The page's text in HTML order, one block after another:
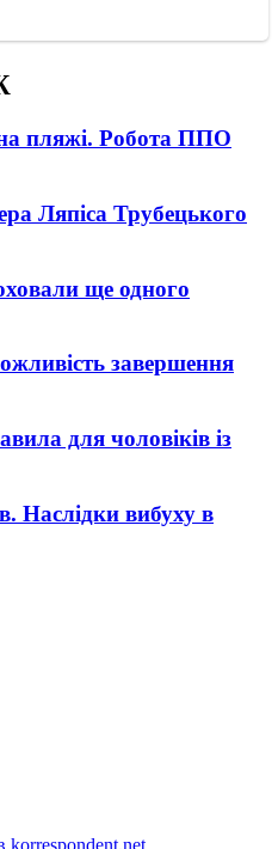
пляжі. Робота ППО
Ляпіса Трубецького
ще одного
завершення
для чоловіків із
Наслідки вибуху в
korrespondent.net